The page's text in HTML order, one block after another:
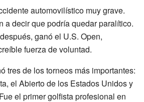
automovilístico muy grave.
a decir que podría quedar paralítico.
ganó el U.S. Open,
fuerza de voluntad.
tres de los torneos más importantes:
el Abierto de los Estados Unidos y
el primer golfista profesional en